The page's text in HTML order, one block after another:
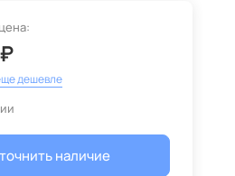
дешевле
наличие